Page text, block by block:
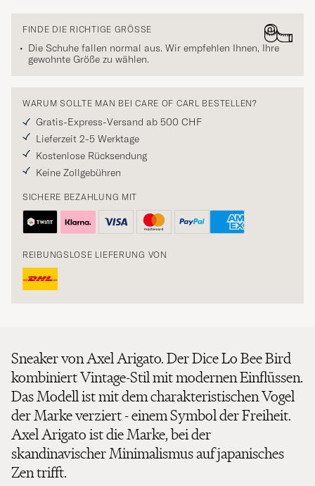
FINDE DIE RICHTIGE GRÖSSE
Die Schuhe fallen normal aus. Wir empfehlen Ihnen, Ihre
gewohnte Größe zu wählen.
WARUM SOLLTE MAN BEI CARE OF CARL BESTELLEN?
Gratis-Express-Versand ab 500 CHF
Lieferzeit 2-5 Werktage
Kostenlose Rücksendung
Keine Zollgebühren
SICHERE BEZAHLUNG MIT
REIBUNGSLOSE LIEFERUNG VON
Sneaker von Axel Arigato. Der Dice Lo Bee Bird
kombiniert Vintage-Stil mit modernen Einflüssen.
Das Modell ist mit dem charakteristischen Vogel
der Marke verziert - einem Symbol der Freiheit.
Axel Arigato ist die Marke, bei der
skandinavischer Minimalismus auf japanisches
Zen trifft.